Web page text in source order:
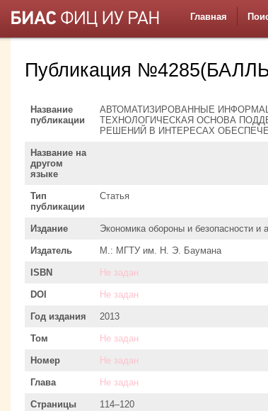
Главная
Публикация
Название
публикации
АВТОМАТИЗИРОВАННЫЕ
ТЕХНОЛОГИЧЕСКАЯ ОСНОВА
РЕШЕНИЙ В ИНТЕРЕСАХ
Название на
другом
языке
Тип
публикации
Статья
Издание Экономика обороны и безопасности и
Издатель М.: МГТУ им. Н. Э. Баумана
ISBN Не задан
DOI Не задан
Год издания 2013
Том Не задан
Номер Не задан
Глава Не задан
Страницы 114–120